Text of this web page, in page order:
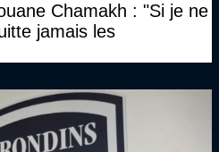
Chamakh : "Si je ne
jamais les